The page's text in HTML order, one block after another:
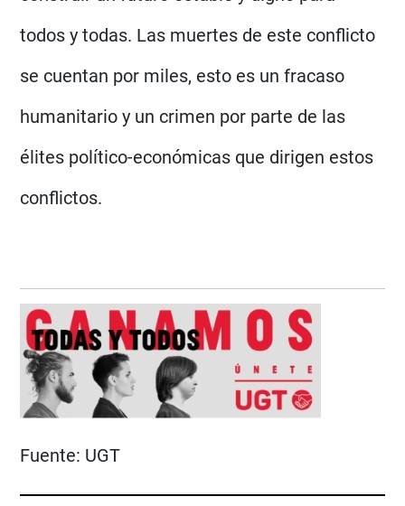
todos y todas. Las muertes de este conflicto
se cuentan por miles, esto es un fracaso
humanitario y un crimen por parte de las
élites político-económicas que dirigen estos
conflictos.
Fuente: UGT